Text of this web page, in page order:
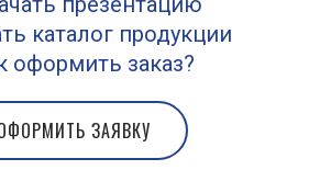
каталог продукции
оформить заказ?
ЗАЯВКУ